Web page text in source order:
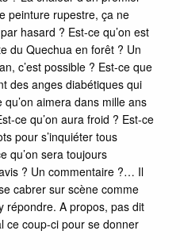
peinture rupestre, ça ne
hasard ? Est-ce qu’on est
du Quechua en forêt ? Un
c’est possible ? Est-ce que
des anges diabétiques qui
aimera dans mille ans
ce qu’on aura froid ? Est-ce
pour s’inquiéter tous
qu’on sera toujours
? Un commentaire ?… Il
cabrer sur scène comme
répondre. A propos, pas dit
ce coup-ci pour se donner